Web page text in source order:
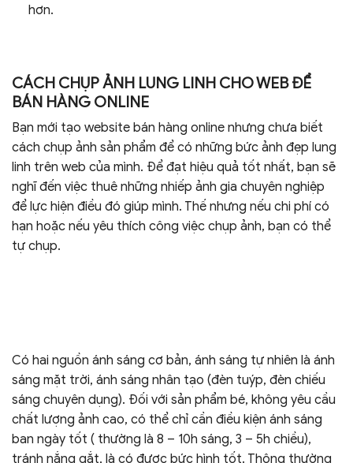
hơn.
CÁCH CHỤP ẢNH LUNG LINH CHO WEB ĐỂ
BÁN HÀNG ONLINE
Bạn mới tạo website bán hàng online nhưng chưa biết
cách chụp ảnh sản phẩm để có những bức ảnh đẹp lung
linh trên web của mình. Để đạt hiệu quả tốt nhất, bạn sẽ
nghĩ đến việc thuê những nhiếp ảnh gia chuyên nghiệp
để lực hiện điều đó giúp mình. Thế nhưng nếu chi phí có
hạn hoặc nếu yêu thích công việc chụp ảnh, bạn có thể
tự chụp.
Có hai nguồn ánh sáng cơ bản, ánh sáng tự nhiên là ánh
sáng mặt trời, ánh sáng nhân tạo (đèn tuýp, đèn chiếu
sáng chuyên dụng). Đối với sản phẩm bé, không yêu cầu
chất lượng ảnh cao, có thể chỉ cần điều kiện ánh sáng
ban ngày tốt ( thường là 8 – 10h sáng, 3 – 5h chiều),
tránh nắng gắt, là có được bức hình tốt. Thông thường